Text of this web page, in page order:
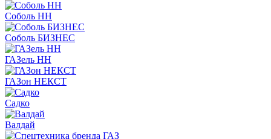
Соболь НН
Соболь БИЗНЕС
ГАЗель НН
ГАЗон НЕКСТ
Садко
Валдай